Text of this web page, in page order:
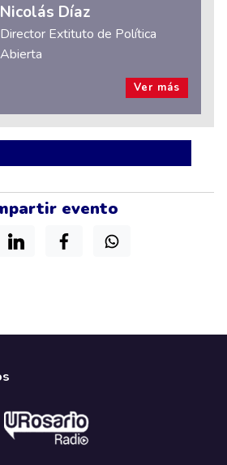
evento
Nicolás Díaz
Director Extituto de Política
Abierta
Ver más